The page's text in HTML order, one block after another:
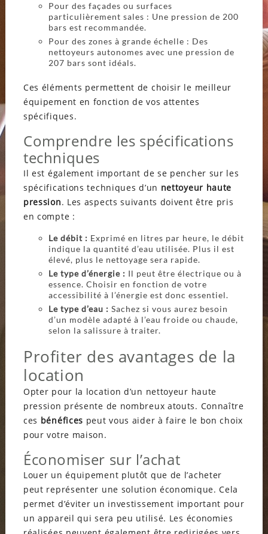
Pour des façades ou surfaces
particulièrement sales : Une pression de 200
bars est recommandée.
Pour des zones à grande échelle : Des
nettoyeurs autonomes avec une pression de
207 bars sont idéals.
Ces éléments permettent de choisir le meilleur
équipement en fonction de vos attentes
spécifiques.
Comprendre les spécifications
techniques
Il est également important de se pencher sur les
spécifications techniques d’un nettoyeur haute
pression. Les aspects suivants doivent être pris
en compte :
Le débit : Exprimé en litres par heure, le débit
indique la quantité d’eau utilisée. Plus il est
élevé, plus le nettoyage sera rapide.
Le type d’énergie : Il peut être électrique ou à
essence. Choisir en fonction de votre
accessibilité à l’énergie est donc essentiel.
Le type d’eau : Sachez si vous aurez besoin
d’un modèle adapté à l’eau froide ou chaude,
selon la salissure à traiter.
Profiter des avantages de la
location
Opter pour la location d’un nettoyeur haute
pression présente de nombreux atouts. Connaître
ces bénéfices peut vous aider à faire le bon choix
pour votre maison.
Économiser sur l’achat
Louer un équipement plutôt que de l’acheter
peut représenter une solution économique. Cela
permet d’éviter un investissement important pour
un appareil qui sera peu utilisé. Les économies